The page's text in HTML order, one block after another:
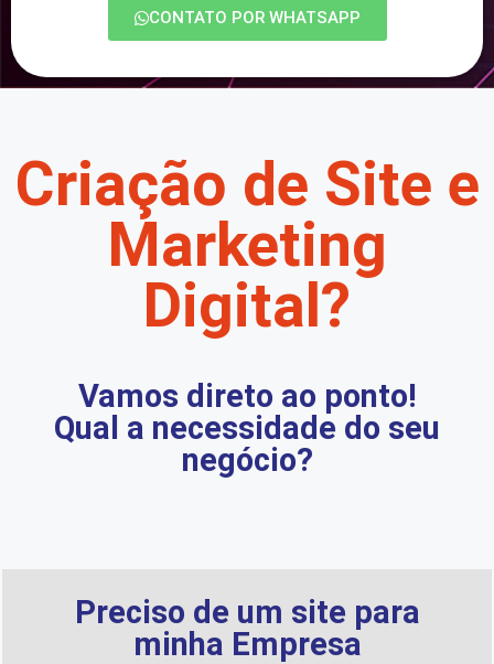
CONTATO POR WHATSAPP
Criação de Site e
Marketing
Digital?
Vamos direto ao ponto!
Qual a necessidade do seu
negócio?
Preciso de um site para
minha Empresa